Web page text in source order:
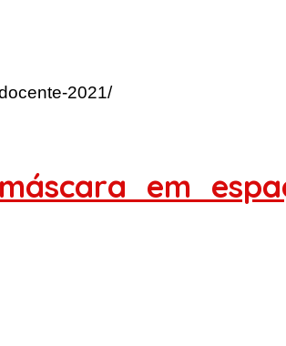
2021/
em